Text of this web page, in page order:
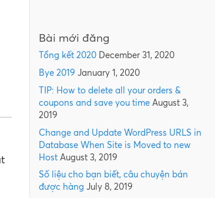
Bài mới đăng
Tổng kết 2020 December 31, 2020
Bye 2019 January 1, 2020
TIP: How to delete all your orders &
coupons and save you time August 3,
2019
Change and Update WordPress URLS in
Database When Site is Moved to new
Host August 3, 2019
Số liệu cho bạn biết, câu chuyện bán
được hàng July 8, 2019